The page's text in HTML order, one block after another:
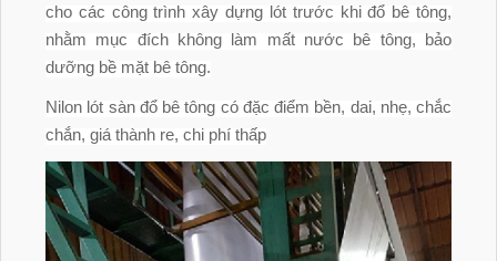
cho các công trình xây dựng lót trước khi đổ bê tông,
nhằm mục đích không làm mất nước bê tông, bảo
dưỡng bề mặt bê tông.
Nilon lót sàn đổ bê tông có đặc điểm bền, dai, nhẹ, chắc
chắn, giá thành re, chi phí thấp